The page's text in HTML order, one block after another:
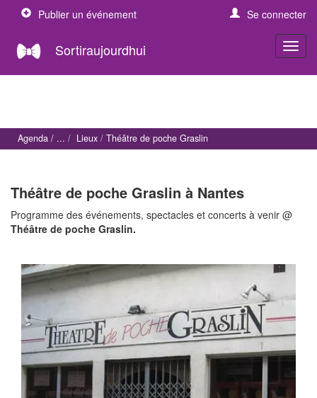
Publier un événement Se connecter
Sortiraujourdhui
Agenda Lieux Théâtre de poche Graslin
Théâtre de poche Graslin à Nantes
Programme des événements, spectacles et concerts à venir @
Théâtre de poche Graslin.